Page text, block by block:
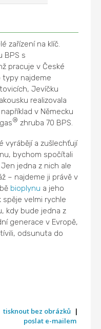
zařízení na klíč.
BPS s
pracuje v České
typy najdeme
Jevíčku
realizovala
v Německu
® zhruba 70 BPS.
vyrábějí a zušlechťují
bychom spočítali
jedna z nich ale
– najdeme ji právě v
bioplynu a jeho
spěje velmi rychle
kdy bude jedna z
generace v Evropě,
odsunuta do
tisknout bez obrázků |
poslat e-mailem